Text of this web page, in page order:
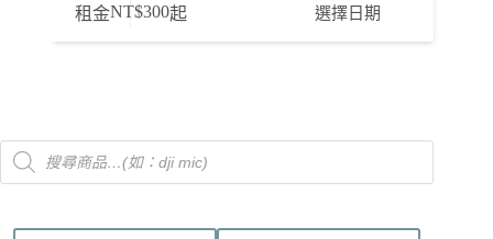
租金NT$300起 選擇日期
Products
search